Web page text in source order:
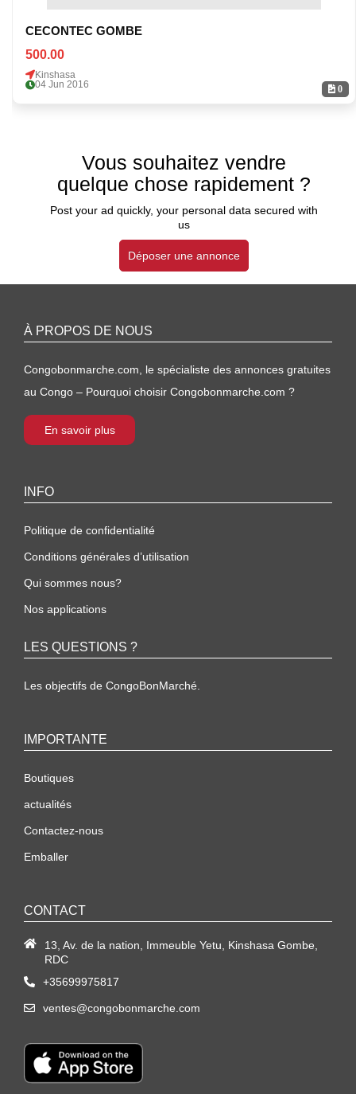
0
CECONTEC GOMBE
500.00
Kinshasa
04 Jun 2016
Vous souhaitez vendre
quelque chose rapidement ?
Post your ad quickly, your personal data secured with
us
Déposer une annonce
À PROPOS DE NOUS
Congobonmarche.com, le spécialiste des annonces gratuites
au Congo – Pourquoi choisir Congobonmarche.com ?
En savoir plus
INFO
Politique de confidentialité
Conditions générales d’utilisation
Qui sommes nous?
Nos applications
LES QUESTIONS ?
Les objectifs de CongoBonMarché.
IMPORTANTE
Boutiques
actualités
Contactez-nous
Emballer
CONTACT
13, Av. de la nation, Immeuble Yetu, Kinshasa Gombe,
RDC
+35699975817
ventes@congobonmarche.com